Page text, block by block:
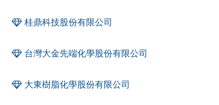
桂鼎科技股份有限公司
台灣大金先端化學股份有限公司
大東樹脂化學股份有限公司